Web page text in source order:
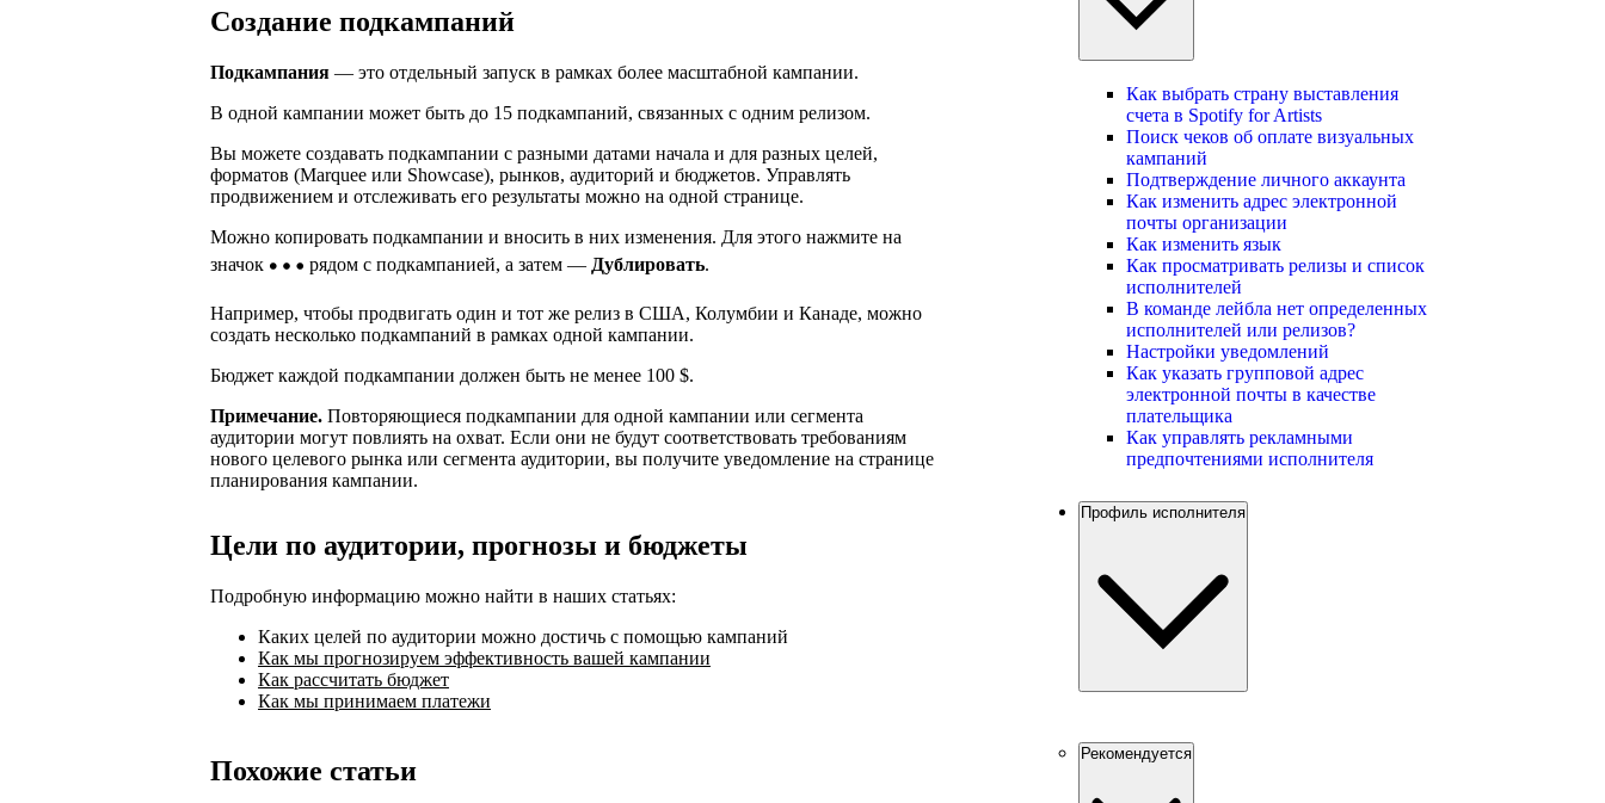
Создание подкампаний
Подкампания — это отдельный запуск в рамках более масштабной кампании.
В одной кампании может быть до 15 подкампаний, связанных с одним релизом.
Вы можете создавать подкампании с разными датами начала и для разных целей,
форматов (Marquee или Showcase), рынков, аудиторий и бюджетов. Управлять
продвижением и отслеживать его результаты можно на одной странице.
Можно копировать подкампании и вносить в них изменения. Для этого нажмите на
значок
рядом с подкампанией, а затем — Дублировать.
Например, чтобы продвигать один и тот же релиз в США, Колумбии и Канаде, можно
создать несколько подкампаний в рамках одной кампании.
Бюджет каждой подкампании должен быть не менее 100 $.
Примечание. Повторяющиеся подкампании для одной кампании или сегмента
аудитории могут повлиять на охват. Если они не будут соответствовать требованиям
нового целевого рынка или сегмента аудитории, вы получите уведомление на странице
планирования кампании.
Цели по аудитории, прогнозы и бюджеты
Подробную информацию можно найти в наших статьях:
Каких целей по аудитории можно достичь с помощью кампаний
Как мы прогнозируем эффективность вашей кампании
Как рассчитать бюджет
Как мы принимаем платежи
Похожие статьи
Как выбрать страну выставления
счета в Spotify for Artists
Поиск чеков об оплате визуальных
кампаний
Подтверждение личного аккаунта
Как изменить адрес электронной
почты организации
Как изменить язык
Как просматривать релизы и список
исполнителей
В команде лейбла нет определенных
исполнителей или релизов?
Настройки уведомлений
Как указать групповой адрес
электронной почты в качестве
плательщика
Как управлять рекламными
предпочтениями исполнителя
Профиль исполнителя
Рекомендуется